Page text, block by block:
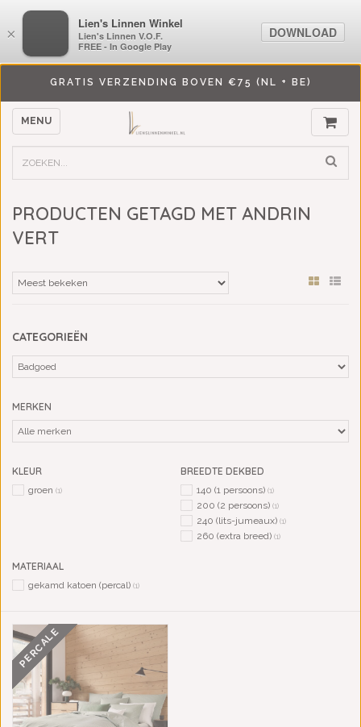
GRATIS VERZENDING BOVEN €75 (NL + BE)
MENU
PRODUCTEN GETAGD MET ANDRIN
VERT
CATEGORIEËN
MERKEN
KLEUR
groen (1)
BREEDTE DEKBED
140 (1 persoons) (1)
200 (2 persoons) (1)
240 (lits-jumeaux) (1)
260 (extra breed) (1)
MATERIAAL
gekamd katoen (percal) (1)
PERCALE
×
LiensLinnenwinkel.nl
Lien's Linnen V.O.F.
FREE - In Google Play
DOWNLOAD
×
Lien's Linnen Winkel
Lien's Linnen V.O.F.
FREE - In Google Play
DOWNLOAD